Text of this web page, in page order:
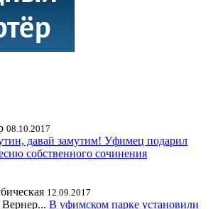
08.10.2017
давай замутим! Уфимец подарил
собственного сочинения
12.09.2017
В уфимском парке установили